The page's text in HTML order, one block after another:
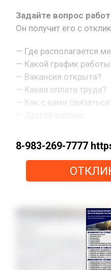
Задайте вопрос
Он получит его с
— Где располагается
— Какой график
— Вакансия открыта?
— Какая оплата труда?
— Как с вами
8-983-269-7777